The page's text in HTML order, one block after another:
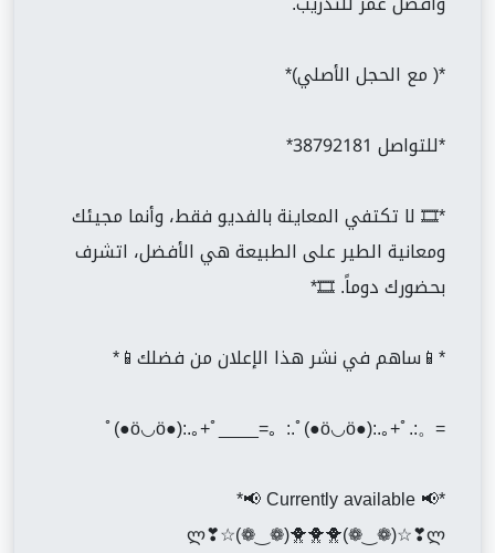
*( مع الحجل الأصلي)*
*للتواصل 38792181*
*🎞️ لا تكتفي المعاينة بالفديو فقط، وأنما مجيئك
ومعانية الطير على الطبيعة هي الأفضل، اتشرف
بحضورك دوماً. 🎞️*
*📱ساهم في نشر هذا الإعلان من فضلك📱*
=。:.ﾟ(●ö◡ö●):.｡+ﾟ____=。:.ﾟ(●ö◡ö●):.｡+ﾟ
*📢 Currently available 📢*
ლ❣☆(❁‿❁)🐥🐥🐥(❁‿❁)☆❣ლ